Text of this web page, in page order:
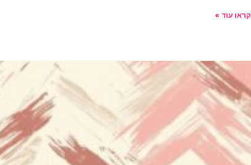
קראו עוד »